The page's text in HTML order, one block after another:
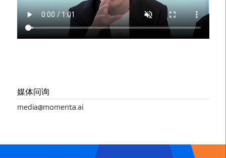
媒体问询
media@momenta.ai